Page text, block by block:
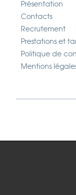
Présentation
Contacts
Recrutement
Prestations et
Politique de
Mentions